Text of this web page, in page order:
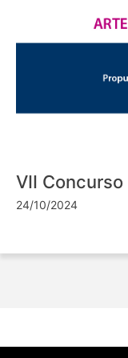
VII
24/10/2024